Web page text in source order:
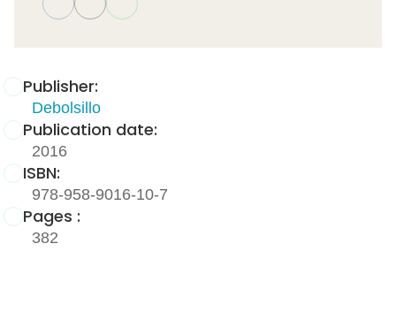
Publisher:
Debolsillo
Publication date:
2016
ISBN:
978-958-9016-10-7
Pages :
382